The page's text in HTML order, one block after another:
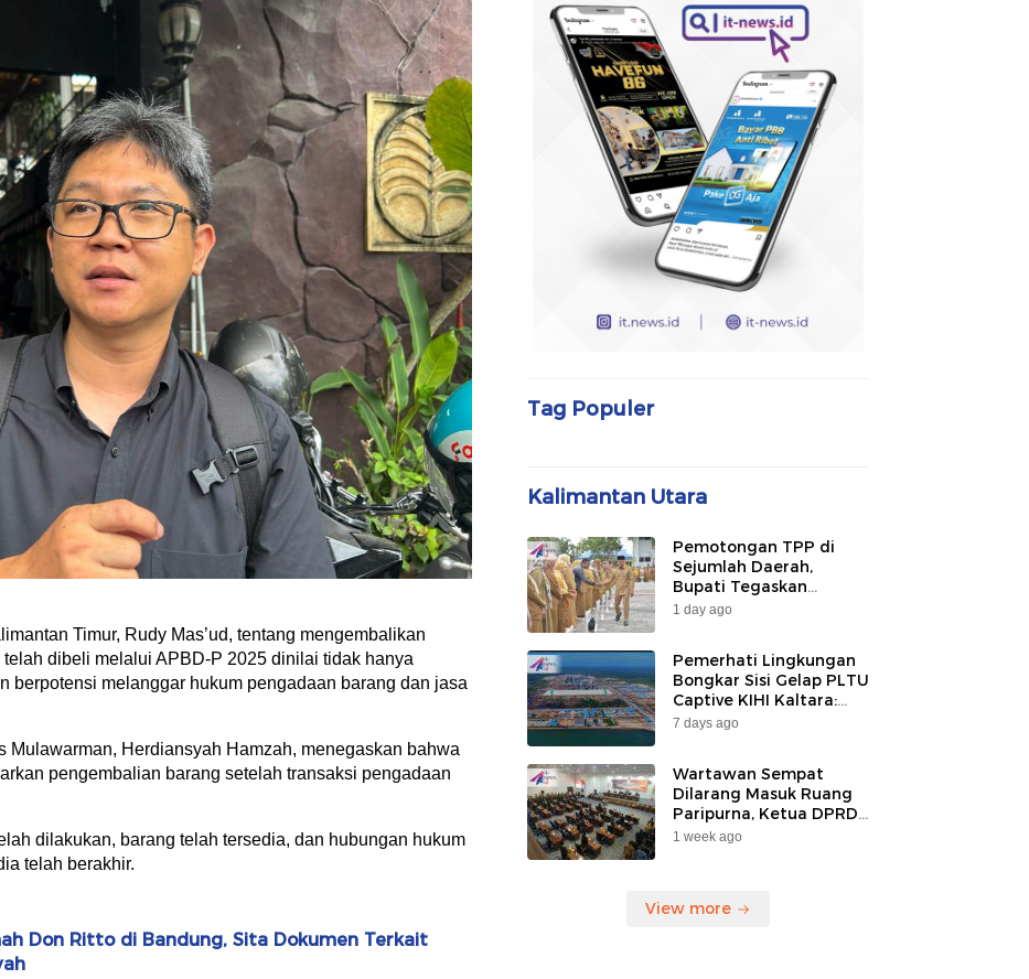
Timur, Rudy Mas’ud, tentang mengembalikan
dibeli melalui APBD-P 2025 dinilai tidak hanya
berpotensi melanggar hukum pengadaan barang dan jasa
Mulawarman, Herdiansyah Hamzah, menegaskan bahwa
pengembalian barang setelah transaksi pengadaan
dilakukan, barang telah tersedia, dan hubungan hukum
telah berakhir.
Don Ritto di Bandung, Sita Dokumen Terkait
Tag Populer
Kalimantan Utara
Pemotongan TPP di
Sejumlah Daerah,
Bupati Tegaskan
Bulungan Belum
1 day ago
Pemerhati Lingkungan
Bongkar Sisi Gelap PLTU
Captive KIHI Kaltara:
“Industri Hijau Hanya
7 days ago
Wartawan Sempat
Dilarang Masuk Ruang
Paripurna, Ketua DPRD
Kaltara Mengaku Belum
1 week ago
View more